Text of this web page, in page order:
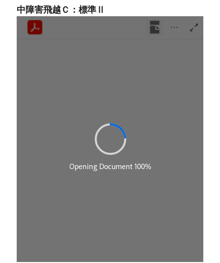
中障害飛越Ｃ：標準Ⅱ